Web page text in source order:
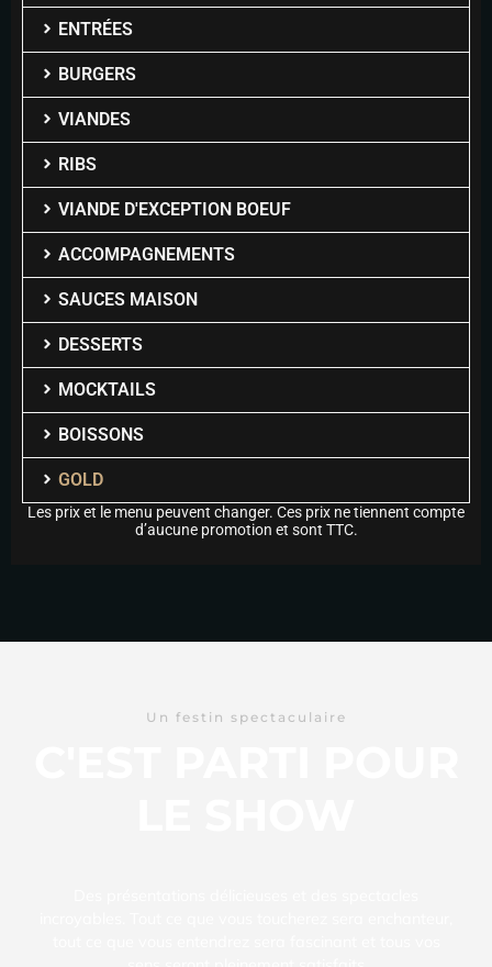
ENTRÉES
BURGERS
VIANDES
RIBS
VIANDE D'EXCEPTION BOEUF
ACCOMPAGNEMENTS
SAUCES MAISON
DESSERTS
MOCKTAILS
BOISSONS
GOLD
Les prix et le menu peuvent changer. Ces prix ne tiennent compte
d’aucune promotion et sont TTC.
Un festin spectaculaire